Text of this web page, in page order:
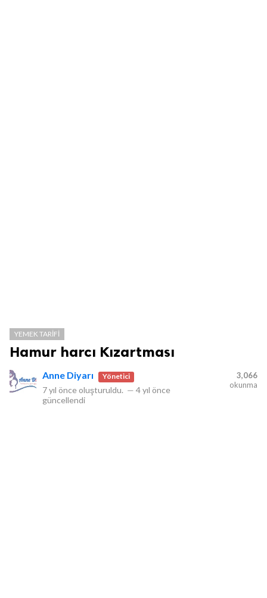
YEMEK TARIFI
Hamur harcı Kızartması
Anne Diyarı Yönetici
7 yıl önce oluşturuldu. — 4 yıl önce
güncellendi
3,066
okunma